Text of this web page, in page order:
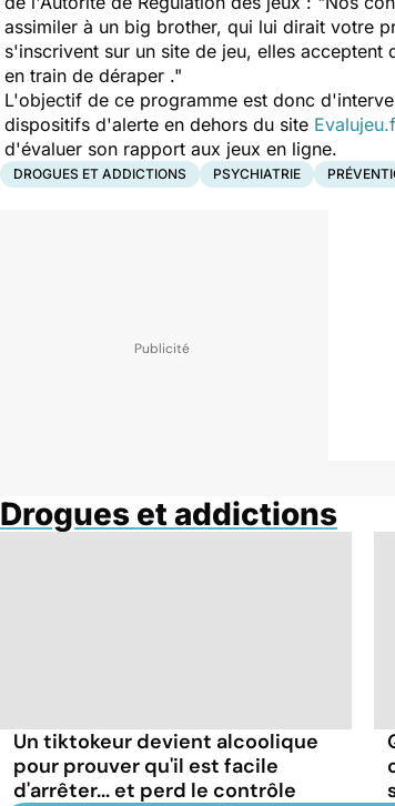
assimiler à un big brother, qui lui dirait votre
s'inscrivent sur un site de jeu, elles
en train de déraper ."
L'objectif de ce programme est donc
dispositifs d'alerte en dehors du site
d'évaluer son rapport aux jeux en ligne.
DROGUES ET ADDICTIONS PSYCHIATRIE
Drogues et addictions
Un tiktokeur devient alcoolique
pour prouver qu'il est facile
d'arrêter... et perd le contrôle